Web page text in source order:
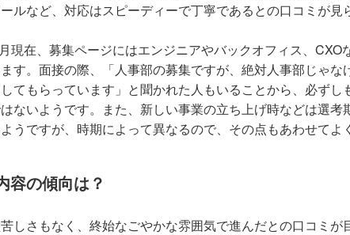
ルなど、対応はスピーディーで丁寧であるとの口コミが見
現在、募集ページにはエンジニアやバックオフィス、CXO
す。面接の際、「人事部の募集ですが、絶対人事部じゃな
てもらっています」と聞かれた人もいることから、必ず
ないようです。また、新しい事業の立ち上げ時などは選
うですが、時期によって異なるので、その点もあわせてよ
容の傾向は？
しさもなく、終始なごやかな雰囲気で進んだとの口コミが